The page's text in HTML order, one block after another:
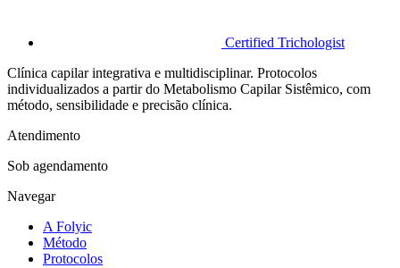
Certified Trichologist
Clínica capilar integrativa e multidisciplinar. Protocolos
individualizados a partir do Metabolismo Capilar Sistêmico, com
método, sensibilidade e precisão clínica.
Atendimento
Sob agendamento
Navegar
A Folyic
Método
Protocolos